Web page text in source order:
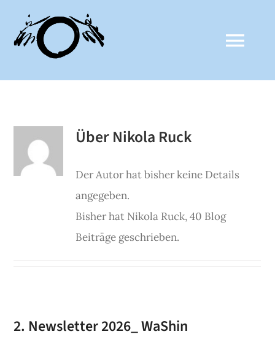
Inhalt
springen
AKTUELLES
CLAUDE ANSHIN THOMAS
KALENDER
ÜberNikola Ruck
Der Autor hat bisher keine Details
angegeben.
Bisher hat Nikola Ruck, 40 Blog
Beiträge geschrieben.
2. Newsletter 2026_ WaShin